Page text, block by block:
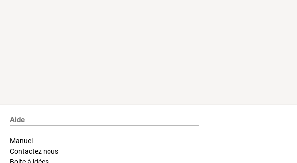
Aide
Manuel
Contactez nous